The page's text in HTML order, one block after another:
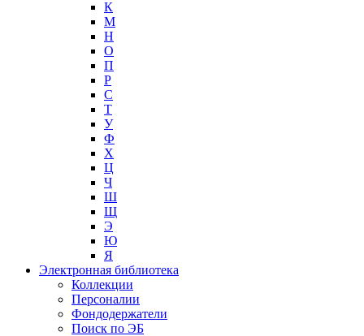
К
М
Н
О
П
Р
С
Т
У
Ф
Х
Ц
Ч
Ш
Щ
Э
Ю
Я
Электронная библиотека
Коллекции
Персоналии
Фондодержатели
Поиск по ЭБ